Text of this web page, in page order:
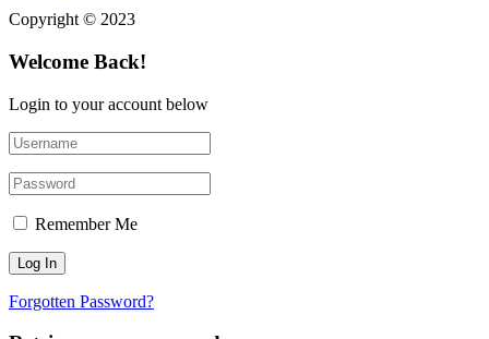
Copyright © 2023
Welcome Back!
Login to your account below
Remember Me
Forgotten Password?